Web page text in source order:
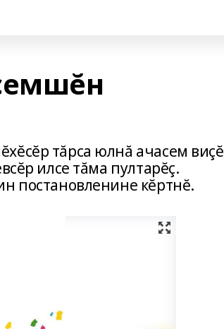
тăрса юлнă ачасем виçĕ
илсе тăма пултарĕç.
постановленине кĕртнĕ.